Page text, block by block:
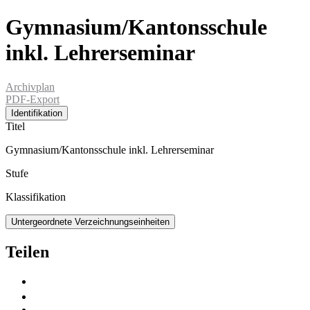
Gymnasium/Kantonsschule
inkl. Lehrerseminar
Archivplan
PDF-Export
Identifikation
Titel
Gymnasium/Kantonsschule inkl. Lehrerseminar
Stufe
Klassifikation
Untergeordnete Verzeichnungseinheiten
Teilen